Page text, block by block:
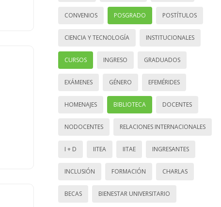
CONVENIOS POSGRADO POSTÍTULOS
CIENCIA Y TECNOLOGÍA INSTITUCIONALES
CURSOS INGRESO GRADUADOS
EXÁMENES GÉNERO EFEMÉRIDES
HOMENAJES BIBLIOTECA DOCENTES
NODOCENTES RELACIONES INTERNACIONALES
I + D IITEA IITAE INGRESANTES
INCLUSIÓN FORMACIÓN CHARLAS
BECAS BIENESTAR UNIVERSITARIO